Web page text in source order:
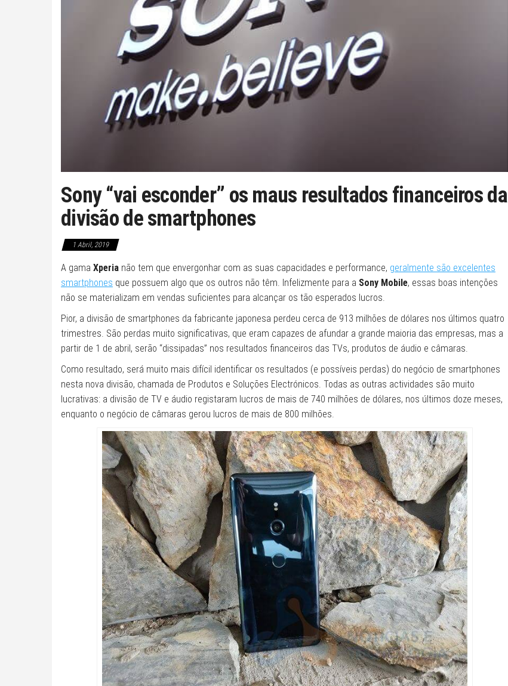
Sony “vai esconder” os maus resultados financeiros da
divisão de smartphones
1 Abril, 2019
A gama Xperia não tem que envergonhar com as suas capacidades e performance, geralmente são excelentes
smartphones que possuem algo que os outros não têm. Infelizmente para a Sony Mobile, essas boas intenções
não se materializam em vendas suficientes para alcançar os tão esperados lucros.
Pior, a divisão de smartphones da fabricante japonesa perdeu cerca de 913 milhões de dólares nos últimos quatro
trimestres. São perdas muito significativas, que eram capazes de afundar a grande maioria das empresas, mas a
partir de 1 de abril, serão “dissipadas” nos resultados financeiros das TVs, produtos de áudio e câmaras.
Como resultado, será muito mais difícil identificar os resultados (e possíveis perdas) do negócio de smartphones
nesta nova divisão, chamada de Produtos e Soluções Electrónicos. Todas as outras actividades são muito
lucrativas: a divisão de TV e áudio registaram lucros de mais de 740 milhões de dólares, nos últimos doze meses,
enquanto o negócio de câmaras gerou lucros de mais de 800 milhões.